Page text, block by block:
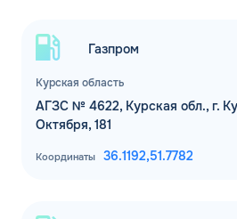
Курская область
Газпром
АГЗС № 4622, Курская обл., г.
Октября, 181
Координаты 36.1192,51.7782